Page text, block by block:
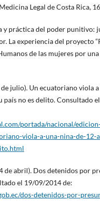
Legal de Costa Rica,
y práctica del poder punitivo:
La experiencia del proyecto
de las mujeres por
julio). Un ecuatoriano viola a
país no es delito. Consultado
portada/nacional/
viola-a-una-nina-de-12-
abril). Dos detenidos por
el 19/09/2014 de:
dos-detenidos-por-